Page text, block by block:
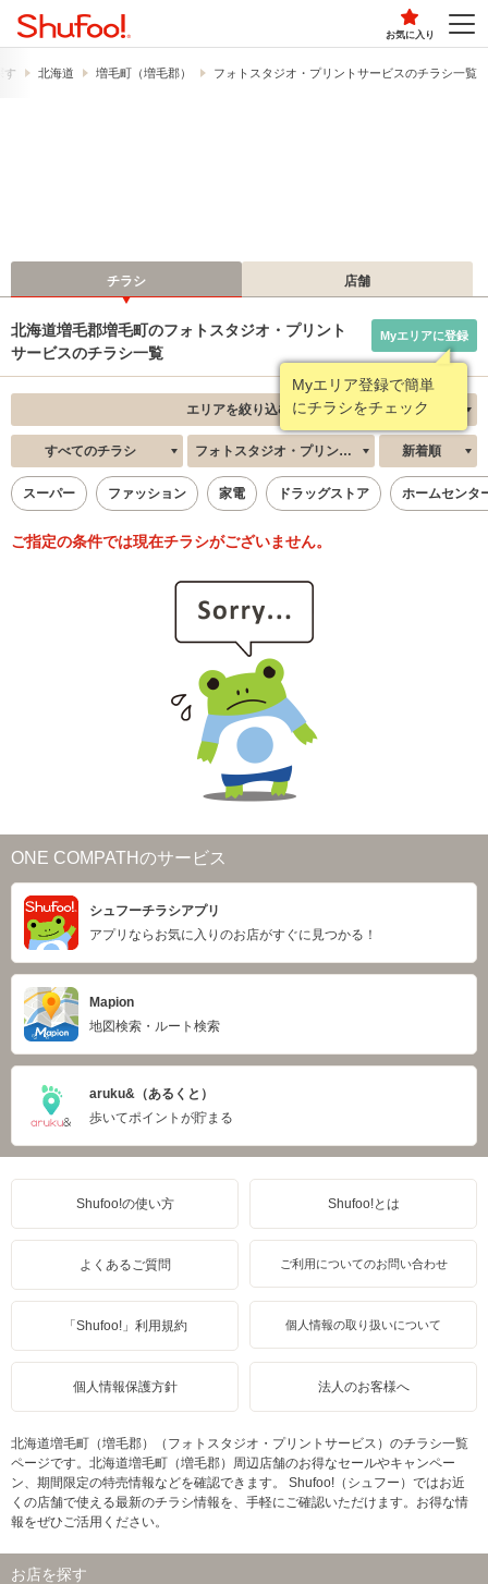
お気に入り
す 北海道 増毛町（増毛郡） フォトスタジオ・プリントサービスのチラシ一覧
チラシ 店舗
北海道増毛郡増毛町のフォトスタジオ・プリント
サービスのチラシ一覧
Myエリア登録で簡単
にチラシをチェック
Myエリアに登録
エリアを絞り込む
すべてのチラシ フォトスタジオ・プリントサービス 新着順
スーパー ファッション 家電 ドラッグストア ホームセンタ
ご指定の条件では現在チラシがございません。
ONE COMPATHのサービス
シュフーチラシアプリ
アプリならお気に入りのお店がすぐに見つかる！
Mapion
地図検索・ルート検索
aruku&（あるくと）
歩いてポイントが貯まる
Shufoo!の使い方 Shufoo!とは
よくあるご質問 ご利用についてのお問い合わせ
「Shufoo!」利用規約 個人情報の取り扱いについて
個人情報保護方針 法人のお客様へ
北海道増毛町（増毛郡）（フォトスタジオ・プリントサービス）のチラシ一覧
ページです。北海道増毛町（増毛郡）周辺店舗のお得なセールやキャンペー
ン、期間限定の特売情報などを確認できます。 Shufoo!（シュフー）ではお近
くの店舗で使える最新のチラシ情報を、手軽にご確認いただけます。お得な情
報をぜひご活用ください。
お店を探す